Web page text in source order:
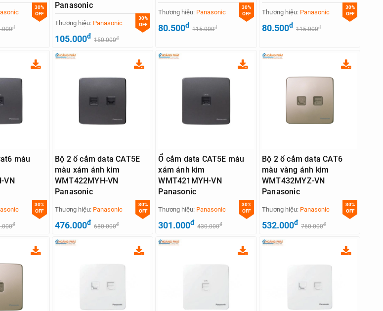
30%
OFF
đ
Panasonic
30%
OFF
Thương hiệu: Panasonic
105.000đ 150.000đ
30%
OFF
Thương hiệu: Panasonic
80.500đ 115.000đ
30%
OFF
Thương hiệu: Panasonic
80.500đ 115.000đ
màu
VN
30%
OFF
đ
Bộ 2 ổ cắm data CAT5E
màu xám ánh kim
WMT422MYH-VN
Panasonic
30%
OFF
Thương hiệu: Panasonic
476.000đ 680.000đ
Ổ cắm data CAT5E màu
xám ánh kim
WMT421MYH-VN
Panasonic
30%
OFF
Thương hiệu: Panasonic
301.000đ 430.000đ
Bộ 2 ổ cắm data CAT6
màu vàng ánh kim
WMT432MYZ-VN
Panasonic
30%
OFF
Thương hiệu: Panasonic
532.000đ 760.000đ